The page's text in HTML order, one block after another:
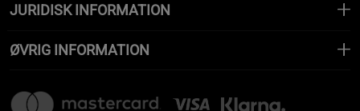
JURIDISK INFORMATION
ØVRIG INFORMATION